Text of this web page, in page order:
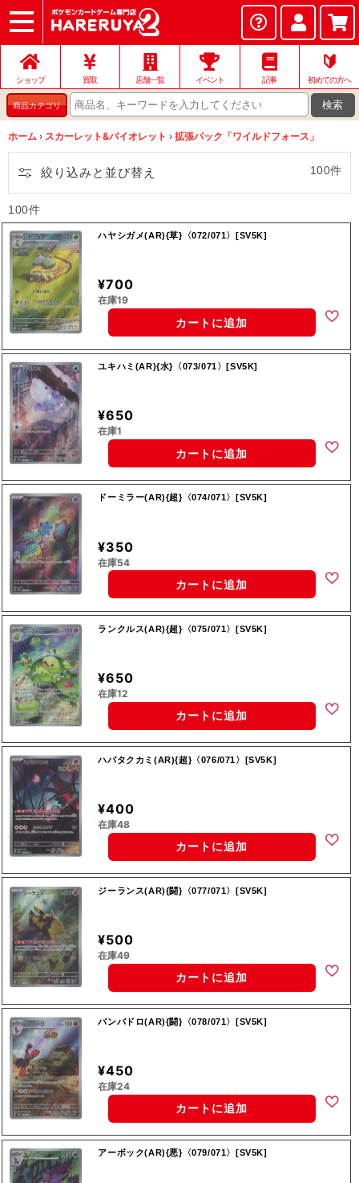
ショップ
店頭買取
ネット買取
店舗一覧
イベント
お問い合わせ
ショップ 買取 店舗一覧 イベント 記事
🔰
初めての方へ
商品カテゴリ 検索
ホーム › スカーレット&バイオレット › 拡張パック「ワイルドフォース」
絞り込みと並び替え 100件
100件
ハヤシガメ(AR){草}〈072/071〉[SV5K]
¥700
在庫19
カートに追加
ユキハミ(AR){水}〈073/071〉[SV5K]
¥650
在庫1
カートに追加
ドーミラー(AR){超}〈074/071〉[SV5K]
¥350
在庫54
カートに追加
ランクルス(AR){超}〈075/071〉[SV5K]
¥650
在庫12
カートに追加
ハバタクカミ(AR){超}〈076/071〉[SV5K]
¥400
在庫48
カートに追加
ジーランス(AR){闘}〈077/071〉[SV5K]
¥500
在庫49
カートに追加
バンバドロ(AR){闘}〈078/071〉[SV5K]
¥450
在庫24
カートに追加
アーボック(AR){悪}〈079/071〉[SV5K]